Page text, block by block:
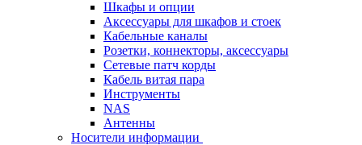
Шкафы и опции
Аксессуары для шкафов и стоек
Кабельные каналы
Розетки, коннекторы, аксессуары
Сетевые патч корды
Кабель витая пара
Инструменты
NAS
Антенны
Носители информации